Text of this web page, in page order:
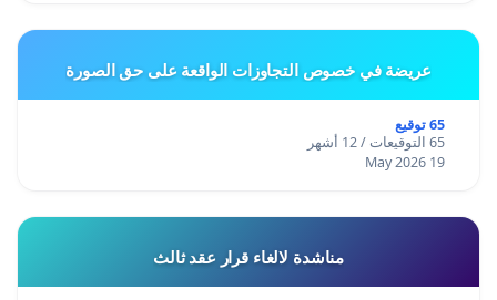
عريضة في خصوص التجاوزات الواقعة على حق الصورة
65 توقيع
65 التوقيعات / 12 أشهر
19 May 2026
مناشدة لالغاء قرار عقد ثالث